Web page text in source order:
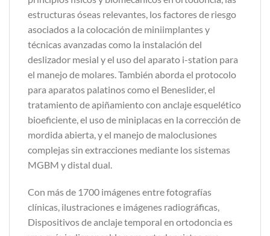
estructuras óseas relevantes, los factores de riesgo
asociados a la colocación de miniimplantes y
técnicas avanzadas como la instalación del
deslizador mesial y el uso del aparato i-station para
el manejo de molares. También aborda el protocolo
para aparatos palatinos como el Beneslider, el
tratamiento de apiñamiento con anclaje esquelético
bioeficiente, el uso de miniplacas en la corrección de
mordida abierta, y el manejo de maloclusiones
complejas sin extracciones mediante los sistemas
MGBM y distal dual.
Con más de 1700 imágenes entre fotografías
clínicas, ilustraciones e imágenes radiográficas,
Dispositivos de anclaje temporal en ortodoncia es